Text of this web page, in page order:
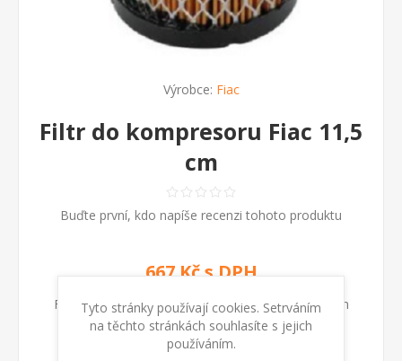
Výrobce: Fiac
Filtr do kompresoru Fiac 11,5
cm
Buďte první, kdo napíše recenzi tohoto produktu
667 Kč s DPH
Filtr do kompresoru Fiac, Ø 7,4 cm vnější Ø 4,2 cm
vnitřní, výška 11,5 cm
Tyto stránky používají cookies. Setrváním
na těchto stránkách souhlasíte s jejich
používáním.